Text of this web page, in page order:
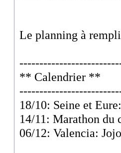
Le planning à
** Calendrier **
18/10: Seine et
14/11: Marathon du
06/12: Valencia: